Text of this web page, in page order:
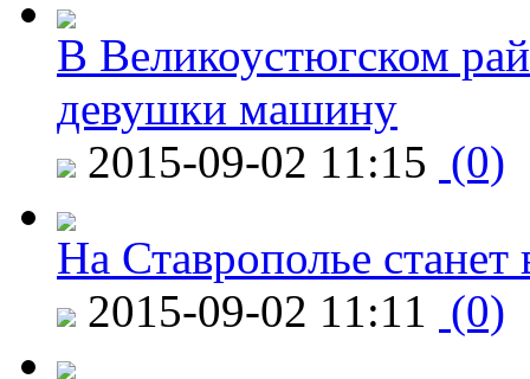
В Великоустюгском
девушки машину
2015-09-02 11:15 (0)
На Ставрополье
2015-09-02 11:11 (0)